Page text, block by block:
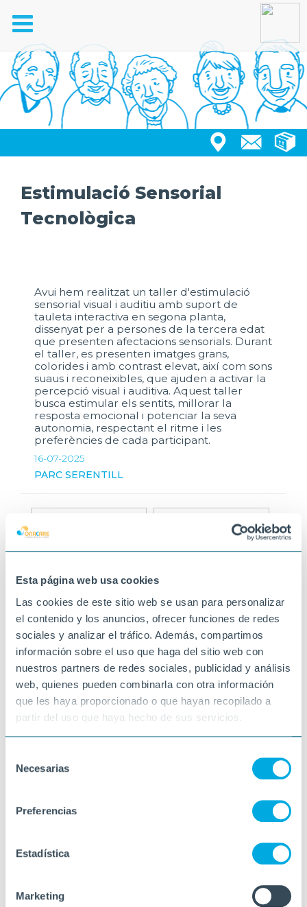
Esta página web usa cookies
Las cookies de este sitio web se usan para personalizar
el contenido y los anuncios, ofrecer funciones de redes
sociales y analizar el tráfico. Además, compartimos
información sobre el uso que haga del sitio web con
nuestros partners de redes sociales, publicidad y análisis
web, quienes pueden combinarla con otra información
que les haya proporcionado o que hayan recopilado a
partir del uso que haya hecho de sus servicios.
Necesarias
Preferencias
Estadística
Marketing
Toggle
navigation
Estimulació Sensorial
Tecnològica
Avui hem realitzat un taller d'estimulació
sensorial visual i auditiu amb suport de
tauleta interactiva en segona planta,
dissenyat per a persones de la tercera edat
que presenten afectacions sensorials. Durant
el taller, es presenten imatges grans,
colorides i amb contrast elevat, així com sons
suaus i reconeixibles, que ajuden a activar la
percepció visual i auditiva. Aquest taller
busca estimular els sentits, millorar la
resposta emocional i potenciar la seva
autonomia, respectant el ritme i les
preferències de cada participant.
16-07-2025
PARC SERENTILL